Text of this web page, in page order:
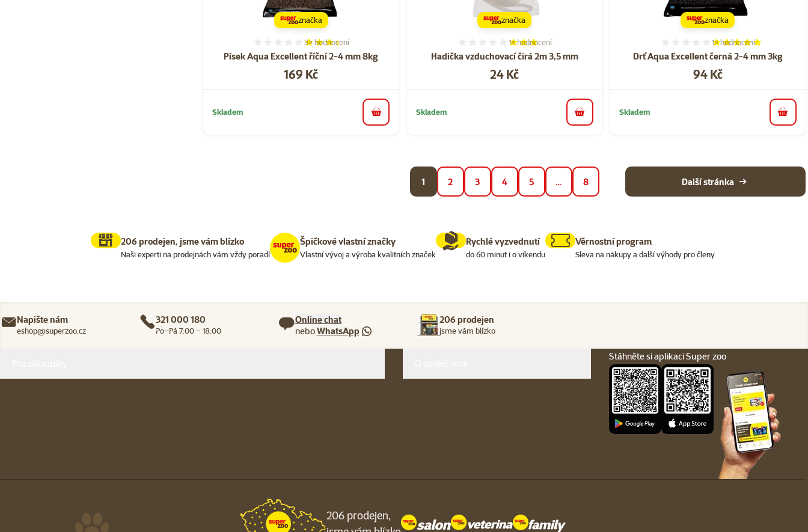
Písek Aqua Excellent říční 2-4 mm 8kg
Hodnocení 67%, počet hodnocení: 3
3× hodnocení
Cena
169 Kč
značka
Skladem do košíku
Hadička vzduchovací čirá 2m 3,5 mm
Hodnocení 60%, počet hodnocení: 1
1×hodnocení
Cena
24 Kč
značka
Skladem do košíku
Drť Aqua Excellent černá 2-4 mm 3kg
Hodnocení 100%, počet
1×hodnocení
Cena
94 Kč
značka
Skladem do
1 2 3 4 5 … 8 Další stránka
206 prodejen, jsme vám blízko
Naši experti na prodejnách vám vždy poradí
Špičkové vlastní značky
Vlastní vývoj a výroba kvalitních značek
Rychlé vyzvednutí
do 60 minut i o víkendu
Věrnostní program
Sleva na nákupy a další výhody pro členy
Napište nám
eshop@superzoo.cz
321 000 180
Po–Pá 7:00 – 18:00
Online chat
neboWhatsApp
206 prodejen
jsme vám blízko
Stáhněte si aplikaci Super zoo
206 prodejen,